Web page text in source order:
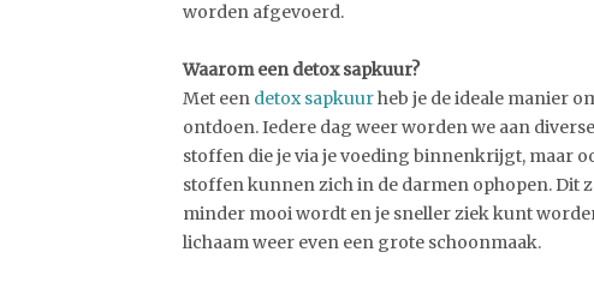
worden afgevoerd.
Waarom een detox sapkuur?
Met een detox sapkuurheb je de ideale manier
ontdoen. Iedere dag weer worden we aan
stoffen die je via je voeding binnenkrijgt, maar
stoffen kunnen zich in de darmen ophopen. Dit
minder mooi wordt en je sneller ziek kunt
lichaam weer even een grote schoonmaak.